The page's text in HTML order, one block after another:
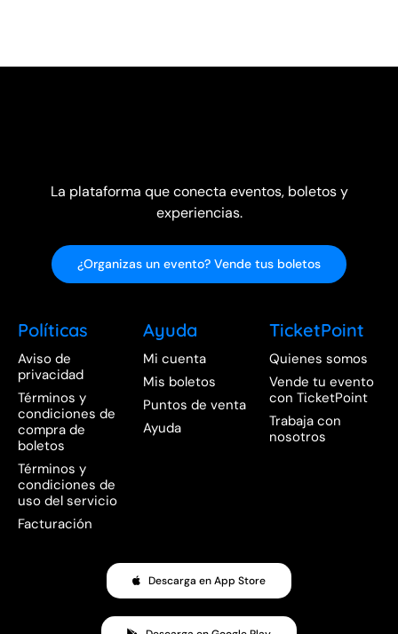
La plataforma que conecta eventos, boletos y
experiencias.
¿Organizas un evento? Vende tus boletos
Políticas
Aviso de
privacidad
Términos y
condiciones de
compra de
boletos
Términos y
condiciones de
uso del servicio
Facturación
Ayuda
Mi cuenta
Mis boletos
Puntos de venta
Ayuda
TicketPoint
Quienes somos
Vende tu evento
con TicketPoint
Trabaja con
nosotros
Descarga en App Store